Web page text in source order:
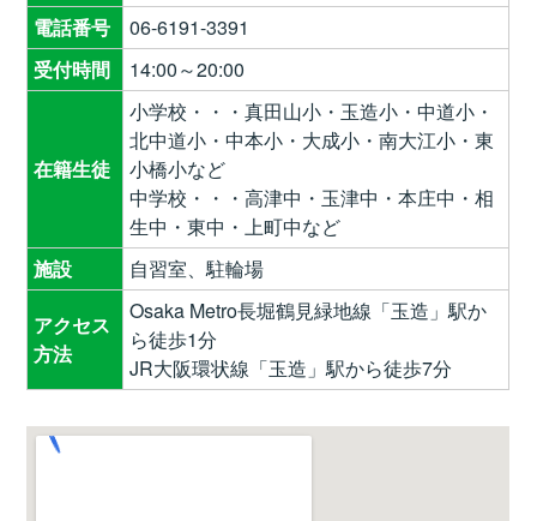
電話番号
06-6191-3391
受付時間
14:00～20:00
在籍生徒
小学校・・・真田山小・玉造小・中道小・
北中道小・中本小・大成小・南大江小・東
小橋小など
中学校・・・高津中・玉津中・本庄中・相
生中・東中・上町中など
施設
自習室、駐輪場
アクセス
方法
Osaka Metro長堀鶴見緑地線「玉造」駅か
ら徒歩1分
JR大阪環状線「玉造」駅から徒歩7分